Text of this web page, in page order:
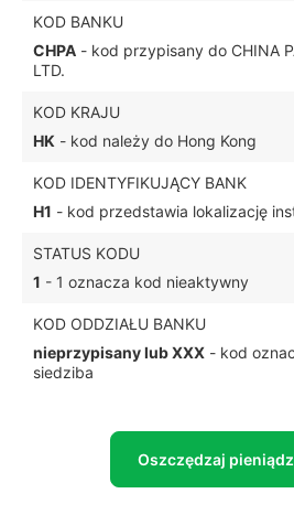
KOD BANKU
CHPA - kod przypisany do CHINA
LTD.
KOD KRAJU
HK - kod należy do Hong Kong
KOD IDENTYFIKUJĄCY BANK
H1 - kod przedstawia lokalizację
STATUS KODU
1 - 1 oznacza kod nieaktywny
KOD ODDZIAŁU BANKU
nieprzypisany lub XXX - kod
siedziba
Oszczędzaj